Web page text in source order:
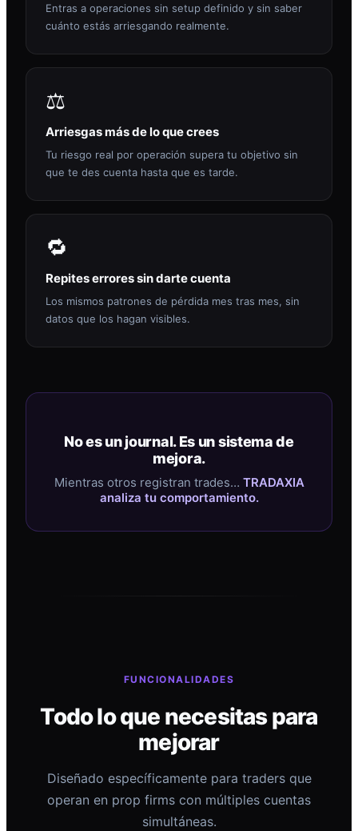
Entras a operaciones sin setup definido y sin saber
cuánto estás arriesgando realmente.
⚖️
Arriesgas más de lo que crees
Tu riesgo real por operación supera tu objetivo sin
que te des cuenta hasta que es tarde.
🔁
Repites errores sin darte cuenta
Los mismos patrones de pérdida mes tras mes, sin
datos que los hagan visibles.
No es un journal. Es un sistema de
mejora.
Mientras otros registran trades… TRADAXIA
analiza tu comportamiento.
FUNCIONALIDADES
Todo lo que necesitas para
mejorar
Diseñado específicamente para traders que
operan en prop firms con múltiples cuentas
simultáneas.